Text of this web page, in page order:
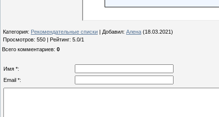
Категория: Рекомендательные списки Добавил: Алена (18.03.2021)
Просмотров: 550 Рейтинг: 5.0/1
Всего комментариев: 0
Имя *:
Email *: